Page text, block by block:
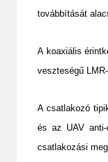
továbbítását
A koaxiális
veszteségű
A csatlakozó
és az UAV anti-
csatlakozási